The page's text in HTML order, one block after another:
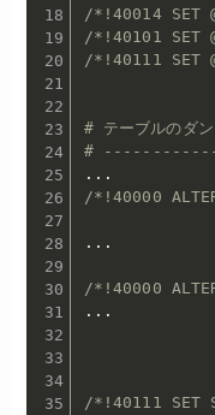
/*!40014 SET
/*!40101 SET
/*!40111 SET
# テーブルのダ
#
. . .
/*!40000
. . .
/*!40000
. . .
/*!40111 SET